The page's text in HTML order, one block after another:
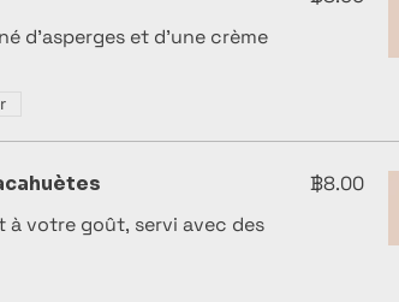
d'asperges et d'une crème
votre goût, servi avec des
฿8.00